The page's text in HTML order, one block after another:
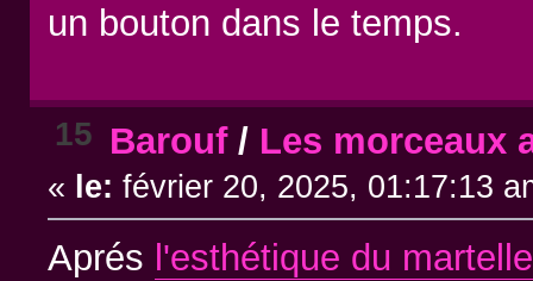
un bouton dans le temps.
15 Barouf/ Les morceaux
« le: février 20, 2025, 01:17:13
Aprés l'esthétique du